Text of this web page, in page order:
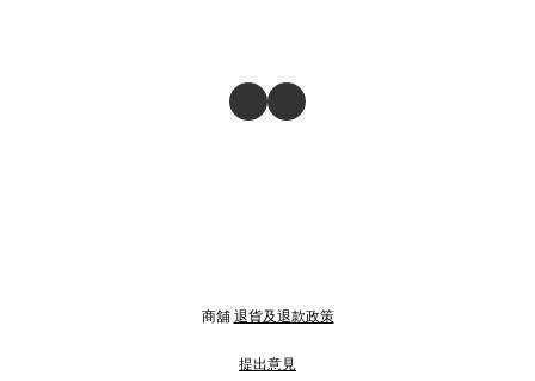
商舖 退貨及退款政策
提出意見